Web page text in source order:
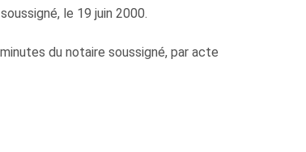
le 19 juin 2000.
du notaire soussigné, par acte